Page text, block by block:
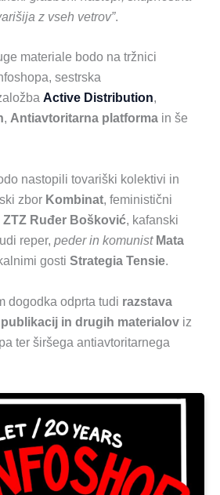
z vseh vetrov”.
materiale bodo na tržnici
sestrska
Active Distribution,
, Antiavtoritarna platforma in še
nastopili tovariški kolektivi in
zbor Kombinat, feministični
ZTZ Ruđer Bošković, kafanski
reper, peder in komunist Mata
gosti Strategia Tensie.
dogodka odprta tudi razstava
in drugih materialov iz
ter širšega antiavtoritarnega